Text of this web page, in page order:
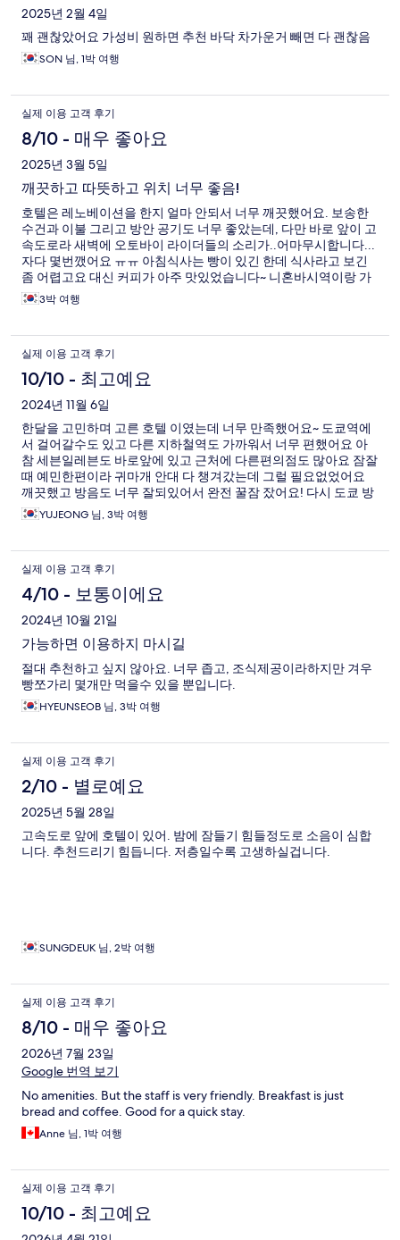
2025년 2월 4일
꽤 괜찮았어요 가성비 원하면 추천 바닥 차가운거 빼면 다 괜찮음
SON 님, 1박 여행
실제 이용 고객 후기
8/10 - 매우 좋아요
2025년 3월 5일
깨끗하고 따뜻하고 위치 너무 좋음!
호텔은 레노베이션을 한지 얼마 안되서 너무 깨끗했어요. 보송한
수건과 이불 그리고 방안 공기도 너무 좋았는데, 다만 바로 앞이 고
속도로라 새벽에 오토바이 라이더들의 소리가..어마무시합니다...
자다 몇번깼어요 ㅠㅠ 아침식사는 빵이 있긴 한데 식사라고 보긴
좀 어렵고요 대신 커피가 아주 맛있었습니다~ 니혼바시역이랑 가
까워서 여기저기 이동하기 너어어어어무 훌륭했어요!! 도쿄역이
랑도 가깝고 긴자도 도보 이동 가능해서 너무 좋았습니다~! 다음에
3박 여행
실제 이용 고객 후기
10/10 - 최고예요
2024년 11월 6일
한달을 고민하며 고른 호텔 이였는데 너무 만족했어요~ 도쿄역에
서 걸어갈수도 있고 다른 지하철역도 가까워서 너무 편했어요 아
참 세븐일레븐도 바로앞에 있고 근처에 다른편의점도 많아요 잠잘
때 예민한편이라 귀마개 안대 다 챙겨갔는데 그럴 필요없었어요
깨끗했고 방음도 너무 잘되있어서 완전 꿀잠 잤어요! 다시 도쿄 방
문 하면 또 가고 싶습니다!!
YUJEONG 님, 3박 여행
실제 이용 고객 후기
4/10 - 보통이에요
2024년 10월 21일
가능하면 이용하지 마시길
절대 추천하고 싶지 않아요. 너무 좁고, 조식제공이라하지만 겨우
빵쪼가리 몇개만 먹을수 있을 뿐입니다.
HYEUNSEOB 님, 3박 여행
실제 이용 고객 후기
2/10 - 별로예요
2025년 5월 28일
고속도로 앞에 호텔이 있어. 밤에 잠들기 힘들정도로 소음이 심합
니다. 추천드리기 힘듭니다. 저층일수록 고생하실겁니다.
SUNGDEUK 님, 2박 여행
실제 이용 고객 후기
8/10 - 매우 좋아요
2026년 7월 23일
Google 번역 보기
No amenities. But the staff is very friendly. Breakfast is just
bread and coffee. Good for a quick stay.
Anne 님, 1박 여행
실제 이용 고객 후기
10/10 - 최고예요